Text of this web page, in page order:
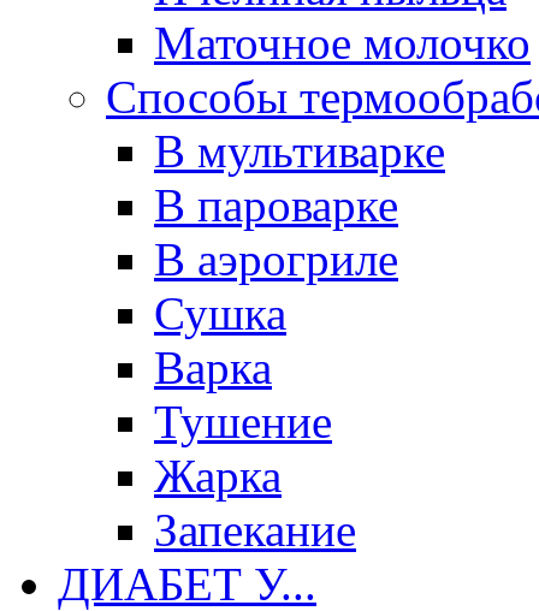
Маточное молочко
Способы
В мультиварке
В пароварке
В аэрогриле
Сушка
Варка
Тушение
Жарка
Запекание
ДИАБЕТ У...